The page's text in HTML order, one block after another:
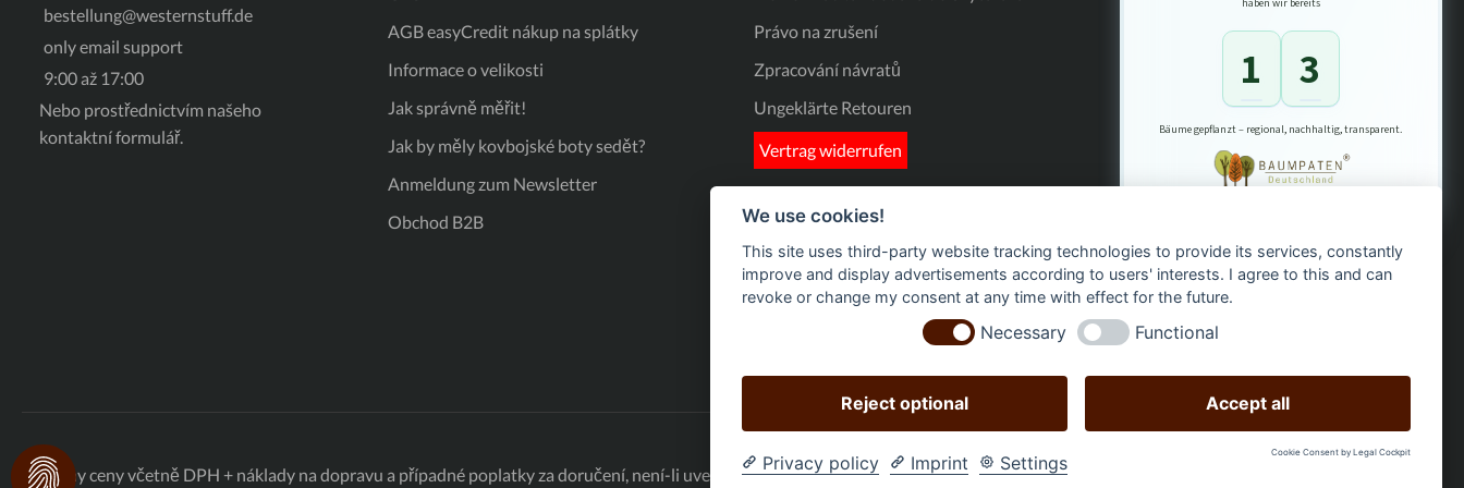
bestellung@westernstuff.de
only email support
9:00 až 17:00
Nebo prostřednictvím našeho
kontaktní formulář.
AGB easyCredit nákup na splátky
Informace o velikosti
Jak správně měřit!
Jak by měly kovbojské boty sedět?
Anmeldung zum Newsletter
Obchod B2B
Právo na zrušení
Zpracování návratů
Ungeklärte Retouren
Vertrag widerrufen
1 3
Bäume gepflanzt – regional, nachhaltig, transparent.
Všechny ceny včetně DPH + náklady na dopravu a případné poplatky za doručení, není-li uvedeno jinak.
ch-web.design
We use cookies!
This site uses third-party website tracking technologies to provide its services, constantly
improve and display advertisements according to users' interests. I agree to this and can
revoke or change my consent at any time with effect for the future.
Necessary Functional
Reject optional Accept all
Privacy policy Imprint Settings Cookie Consent by Legal Cockpit